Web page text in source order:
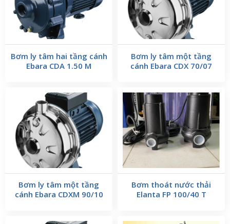
Bơm ly tâm hai tầng cánh
Ebara CDA 1.50 M
Bơm ly tâm một tầng
cánh Ebara CDX 70/07
Bơm ly tâm một tầng
cánh Ebara CDXM 90/10
Bơm thoát nước thải
Elanta FP 100/40 T